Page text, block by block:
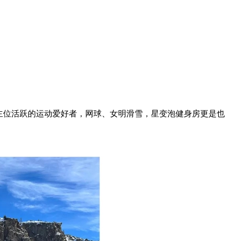
活跃的运动爱好者，网球、女明滑雪，星变泡健身房更是也